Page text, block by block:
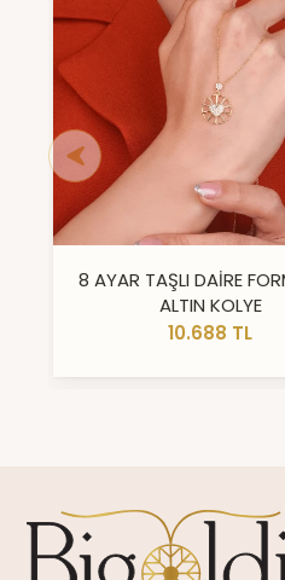
8 AYAR TAŞLI DAİRE
ALTIN KOLYE
10.688 TL